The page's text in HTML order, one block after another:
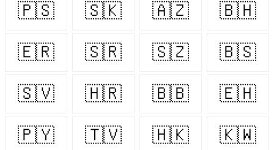
🇵🇸 🇸🇰 🇦🇿 🇧🇭
🇪🇷 🇸🇷 🇸🇿 🇧🇸
🇸🇻 🇭🇷 🇧🇧 🇪🇭
🇵🇾 🇹🇻 🇭🇰 🇰🇼